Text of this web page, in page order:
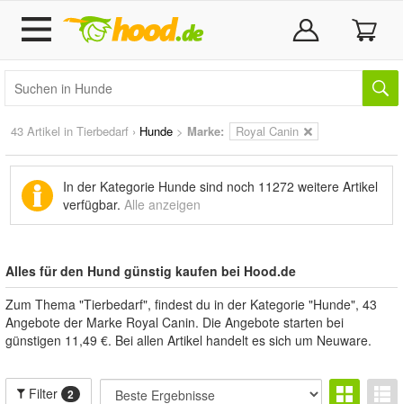
43 Artikel in Tierbedarf › Hunde > Marke: Royal Canin
In der Kategorie Hunde sind noch 11272 weitere Artikel
verfügbar. Alle anzeigen
Alles für den Hund günstig kaufen bei Hood.de
Zum Thema "Tierbedarf", findest du in der Kategorie "Hunde", 43
Angebote der Marke Royal Canin. Die Angebote starten bei
günstigen 11,49 €. Bei allen Artikel handelt es sich um Neuware.
Filter 2